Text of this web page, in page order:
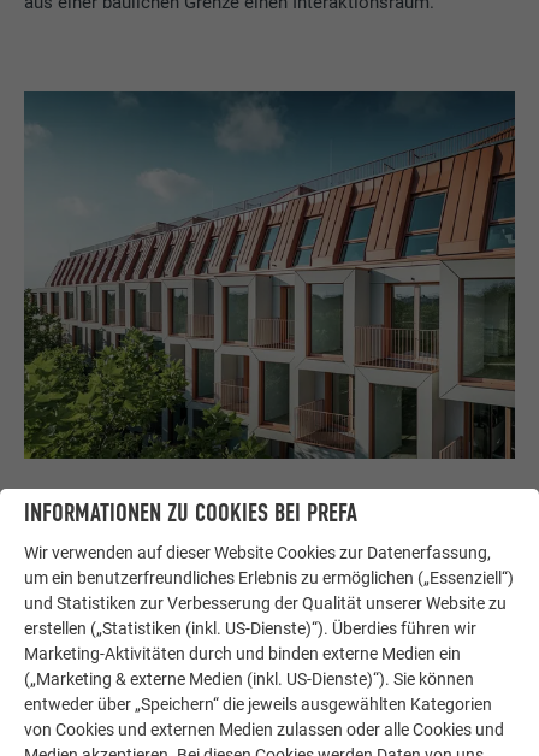
DAS ALUMINIUMDACH ALS VERBINDENDES
ELEMENT
Gestalterisch wie funktional prägend für das gesamte
Projekt ist das Dach. Die Dacheindeckung erfolgte mit
PREFALZin der Sonderfarbe IGP Orange HDP. Dieses
hochwertige Material bildete dieFarbvorlage für alle
weiteren Bauelemente des Objektes Van B: Der im
INFORMATIONEN ZU COOKIES BEI PREFA
Wir verwenden auf dieser Website Cookies zur Datenerfassung,
um ein benutzerfreundliches Erlebnis zu ermöglichen („Essenziell“)
und Statistiken zur Verbesserung der Qualität unserer Website zu
erstellen („Statistiken (inkl. US-Dienste)“). Überdies führen wir
Marketing-Aktivitäten durch und binden externe Medien ein
(„Marketing & externe Medien (inkl. US-Dienste)“). Sie können
entweder über „Speichern“ die jeweils ausgewählten Kategorien
von Cookies und externen Medien zulassen oder alle Cookies und